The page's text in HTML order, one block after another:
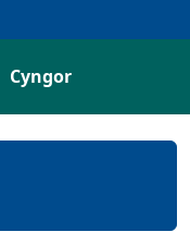
Cyngor